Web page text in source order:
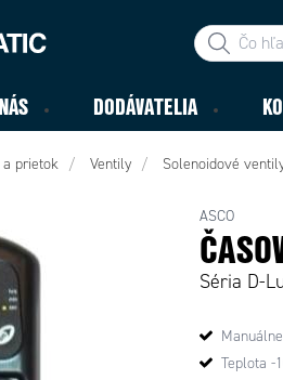
DODÁVATELIA
prietok Ventily Solenoidové
ASCO
Séria D-
Teplota -